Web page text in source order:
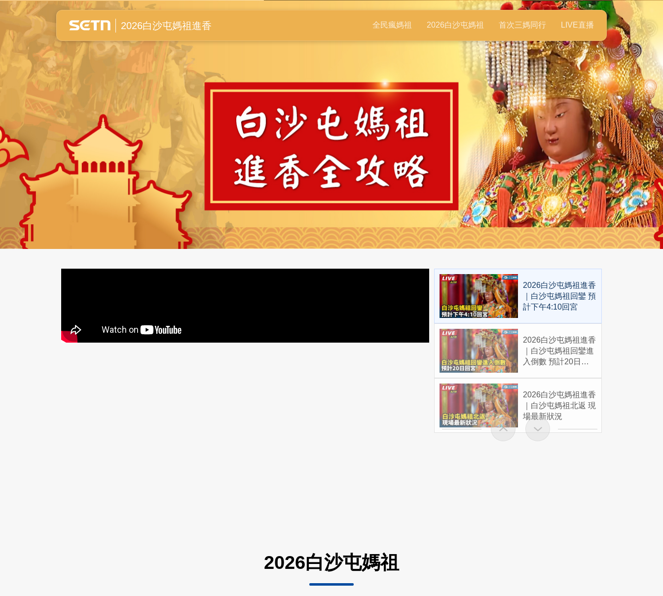
白沙屯媽祖進香全紀錄
2026白沙屯媽祖進香 全民瘋媽祖 2026白沙屯媽祖 首次三媽同行 LIVE直播
2026白沙屯媽祖進香
｜白沙屯媽祖回鑾 預
計下午4:10回宮
2026白沙屯媽祖進香
｜白沙屯媽祖回鑾進
入倒數 預計20日回
2026白沙屯媽祖進香
｜白沙屯媽祖北返 現
場最新狀況
2026白沙屯媽祖